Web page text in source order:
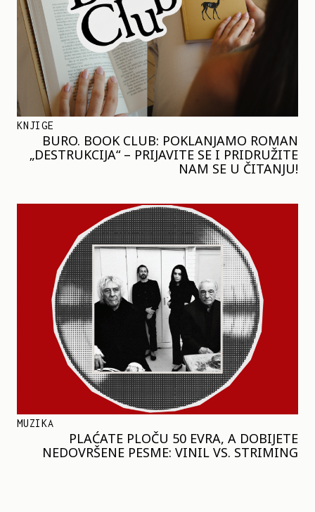
KNJIGE
BURO. BOOK CLUB: POKLANJAMO ROMAN
„DESTRUKCIJA“ – PRIJAVITE SE I PRIDRUŽITE
NAM SE U ČITANJU!
MUZIKA
PLAĆATE PLOČU 50 EVRA, A DOBIJETE
NEDOVRŠENE PESME: VINIL VS. STRIMING